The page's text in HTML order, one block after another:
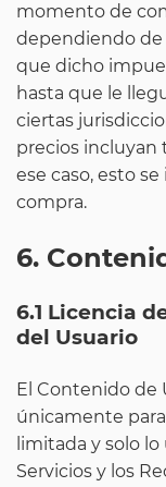
momento de
dependiendo de
que dicho
hasta que le
ciertas
precios incluyan
ese caso, esto
compra.
6.
6.1 Licencia
del Usuario
El Contenido de
únicamente
limitada y solo
Servicios y los